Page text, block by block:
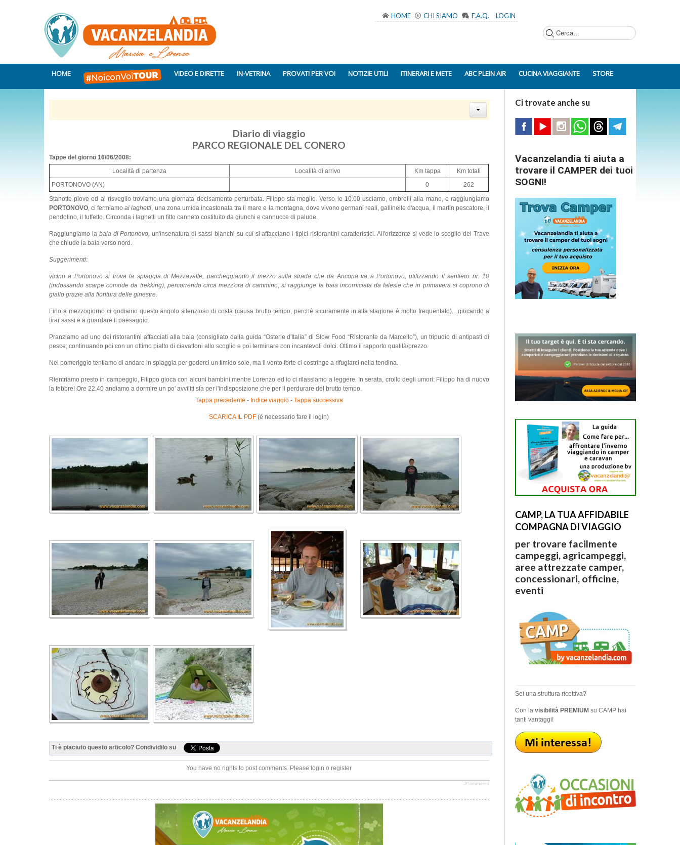
HOME CHI SIAMO F.A.Q. LOGIN
HOME VIDEO E DIRETTE IN-VETRINA PROVATI PER VOI NOTIZIE UTILI ITINERARI E METE ABC PLEIN AIR CUCINA VIAGGIANTE STORE
Diario di viaggio
PARCO REGIONALE DEL CONERO
Tappe del giorno 16/06/2008:
Località di partenza
Località di arrivo Km tappa
Km totali
PORTONOVO (AN)
0
262
Stanotte piove ed al risveglio troviamo una giornata decisamente perturbata. Filippo sta meglio. Verso le 10.00 usciamo, ombrelli alla mano, e raggiungiamo
PORTONOVO , ci fermiamoai laghetti , una zona umida incastonata tra il mare e la montagna, dove vivono germani reali, gallinelle d'acqua, il martin pescatore, il
pendolino, il tuffetto. Circonda i laghetti un fitto canneto costituito da giunchi e cannucce di palude.
Raggiungiamo la baia di Portonovo, un'insenatura di sassi bianchi su cui si affacciano i tipici ristorantini caratteristici. All'orizzonte si vede lo scoglio del Trave
che chiude la baia verso nord.
Suggerimenti:
vicino a Portonovo si trovala spiaggia diMezzavalle , parcheggiando il mezzo sulla strada che da Ancona va a Portonovo, utilizzando il sentiero nr. 10
(indossando scarpe comode da trekking), percorrendo circa mezz'ora di cammino, si raggiunge la baia incorniciata da falesie che in primavera si coprono di
giallo grazie alla fioritura delle ginestre.
Fino a mezzogiorno ci godiamo questo angolo silenzioso di costa (causa brutto tempo, perché sicuramente in alta stagione è molto frequentato)....giocando a
tirar sassi e a guardare il paesaggio.
Pranziamo ad uno dei ristorantini affacciati alla baia (consigliato dalla guida “Osterie d'Italia” di Slow Food “Ristorante da Marcello”), un tripudio di antipasti di
pesce, continuando poi con un ottimo piatto di ciavattoni allo scoglio e poi terminare con incantevoli dolci. Ottimo il rapporto qualità/prezzo.
Nel pomeriggio tentiamo di andare in spiaggia per goderci un timido sole, ma il vento forte ci costringe a rifugiarci nella tendina.
Rientriamo presto in campeggio, Filippo gioca con alcuni bambini mentre Lorenzo ed io ci rilassiamo a leggere. In serata, crollo degli umori: Filippo ha di nuovo
la febbre! Ore 22.40 andiamo a dormire un po' avviliti sia per l'indisposizione che per il perdurare del brutto tempo.
Tappa precedente - Indice viaggio- Tappa successiva
SCARICA IL PDF (è necessario fare il login)
Ti è piaciuto questo articolo? Condividilo su
You have no rights to post comments. Please login o register
JComments
Ci trovate anche su
Vacanzelandia ti aiuta a
trovare il CAMPER dei tuoi
SOGNI!
CAMP, LA TUA AFFIDABILE
COMPAGNA DI VIAGGIO
per trovare facilmente
campeggi, agricampeggi,
aree attrezzate camper,
concessionari, officine,
eventi
Sei una struttura ricettiva?
Con la visibilità PREMIUMsu CAMP hai
tanti vantaggi!